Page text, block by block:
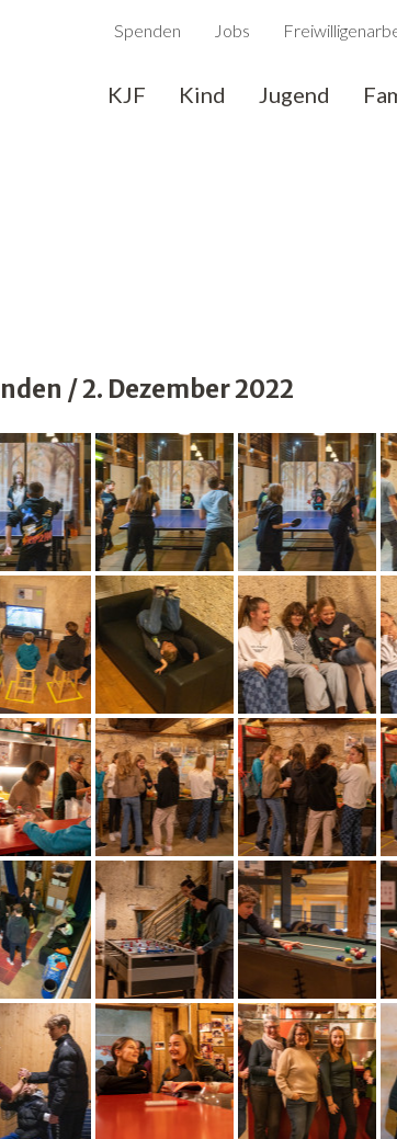
Spenden Jobs
KJF Kind Jugend
/ 2. Dezember 2022